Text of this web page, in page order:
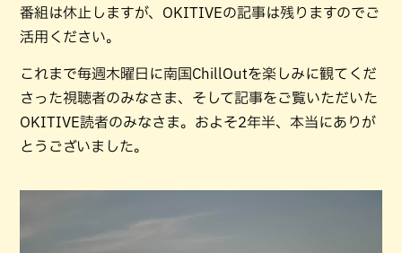
番組は休止しますが、OKITIVEの記事は残りますのでご
活用ください。
これまで毎週木曜日に南国ChillOutを楽しみに観てくだ
さった視聴者のみなさま、そして記事をご覧いただいた
OKITIVE読者のみなさま。およそ2年半、本当にありが
とうございました。